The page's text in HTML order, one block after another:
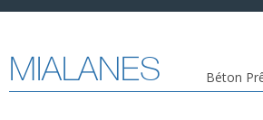
MIALANES Béton